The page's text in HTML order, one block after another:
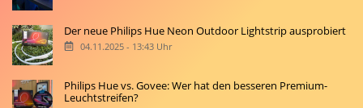
Der neue Philips Hue Neon Outdoor Lightstrip ausprobiert
04.11.2025 - 13:43 Uhr
Philips Hue vs. Govee: Wer hat den besseren Premium-
Leuchtstreifen?